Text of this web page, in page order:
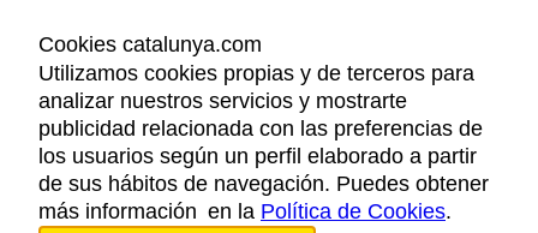
AVISO LEGAL
POLÍTICA DE PRIVACIDAD
COOKIES
ACCESSIBILIDAD
Cookies catalunya.com
Utilizamos cookies propias y de terceros para
analizar nuestros servicios y mostrarte
publicidad relacionada con las preferencias de
los usuarios según un perfil elaborado a partir
de sus hábitos de navegación. Puedes obtener
más información en la Política de Cookies.